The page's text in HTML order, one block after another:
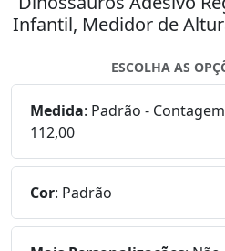
Infantil, Medidor de
ESCOLHA AS
Medida: Padrão -
112,00
Cor: Padrão